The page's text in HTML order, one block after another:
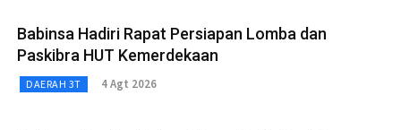
Babinsa Hadiri Rapat Persiapan Lomba dan
Paskibra HUT Kemerdekaan
DAERAH 3T 4 Agt 2026